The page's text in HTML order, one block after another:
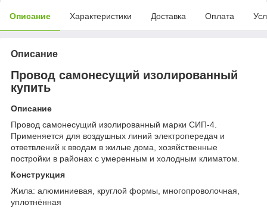
Описание Характеристики Доставка Оплата
Описание
Провод самонесущий изолированный
купить
Описание
Провод самонесущий изолированный марки СИП-4.
Применяется для воздушных линий электропередач и
ответвлений к вводам в жилые дома, хозяйственные
постройки в районах с умеренным и холодным климатом.
Конструкция
Жила: алюминиевая, круглой формы, многопроволочная,
уплотнённая